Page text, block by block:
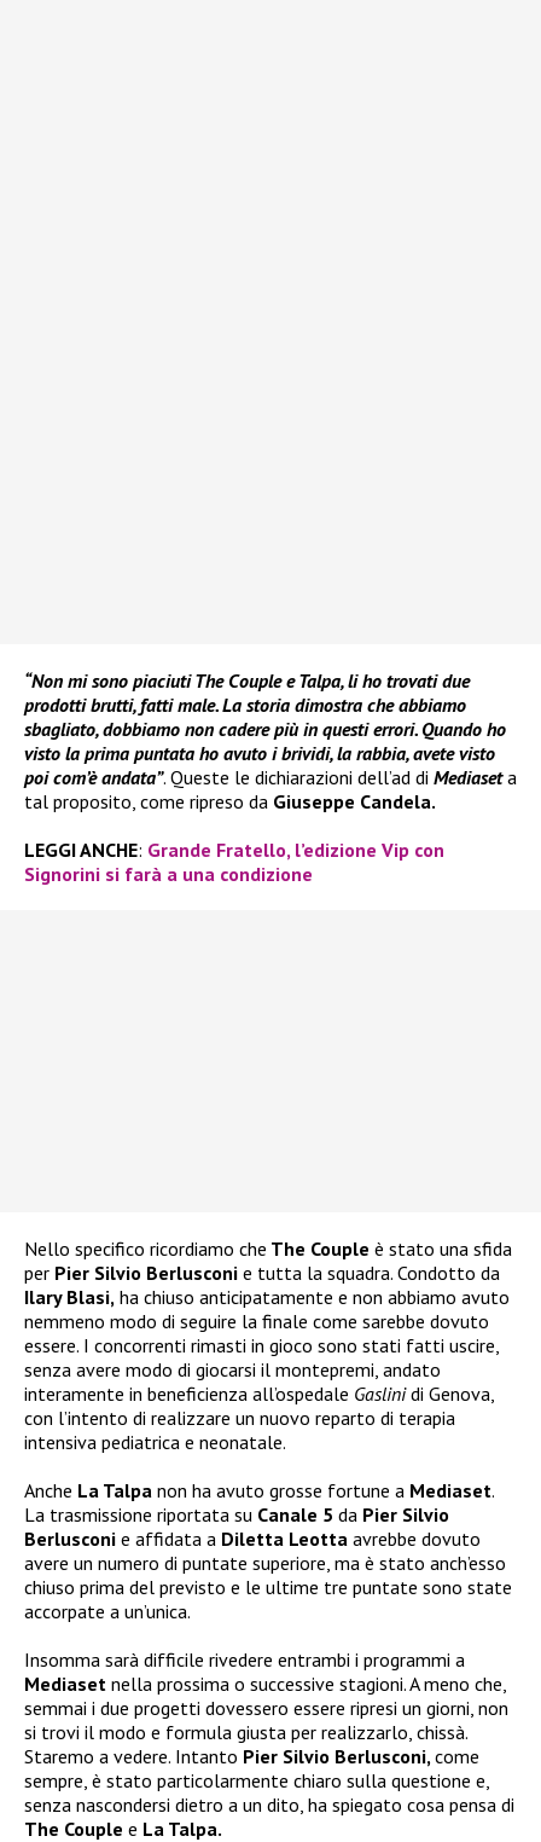
“Non mi sono piaciuti The Couple e Talpa, li ho trovati due
prodotti brutti, fatti male. La storia dimostra che abbiamo
sbagliato, dobbiamo non cadere più in questi errori. Quando ho
visto la prima puntata ho avuto i brividi, la rabbia, avete visto
poi com’è andata”. Queste le dichiarazioni dell’ad di Mediaseta
tal proposito, come ripreso da Giuseppe Candela.
LEGGI ANCHE: Grande Fratello, l’edizione Vip con
Signorini si farà a una condizione
Nello specifico ricordiamo che The Couple è stato una sfida
per Pier Silvio Berlusconi e tutta la squadra. Condotto da
Ilary Blasi, ha chiuso anticipatamente e non abbiamo avuto
nemmeno modo di seguire la finale come sarebbe dovuto
essere. I concorrenti rimasti in gioco sono stati fatti uscire,
senza avere modo di giocarsi il montepremi, andato
interamente in beneficienza all’ospedale Gaslinidi Genova,
con l’intento di realizzare un nuovo reparto di terapia
intensiva pediatrica e neonatale.
Anche La Talpa non ha avuto grosse fortune a Mediaset.
La trasmissione riportata su Canale 5 da Pier Silvio
Berlusconi e affidata a Diletta Leotta avrebbe dovuto
avere un numero di puntate superiore, ma è stato anch’esso
chiuso prima del previsto e le ultime tre puntate sono state
accorpate a un’unica.
Insomma sarà difficile rivedere entrambi i programmi a
Mediaset nella prossima o successive stagioni. A meno che,
semmai i due progetti dovessero essere ripresi un giorni, non
si trovi il modo e formula giusta per realizzarlo, chissà.
Staremo a vedere. Intanto Pier Silvio Berlusconi, come
sempre, è stato particolarmente chiaro sulla questione e,
senza nascondersi dietro a un dito, ha spiegato cosa pensa di
The Couple e La Talpa.